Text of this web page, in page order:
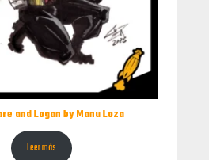
and Logan by Manu Loza
Leer más